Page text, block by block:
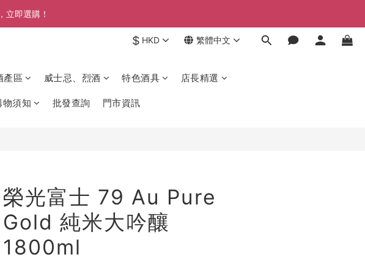
立即選購！
立即選購！
$ HKD 繁體中文
產區 威士忌、烈酒 特色酒具 店長精選
物須知 批發查詢 門市資訊
榮光富士 79 Au Pure
Gold 純米大吟釀
1800ml